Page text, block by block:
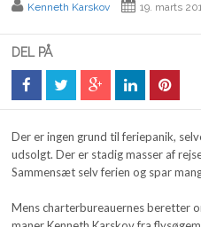
Kenneth Karskov 19. marts
DEL PÅ
Der er ingen grund til feriepanik,
udsolgt. Der er stadig masser af
Sammensæt selv ferien og spar
Mens charterbureauernes beretter